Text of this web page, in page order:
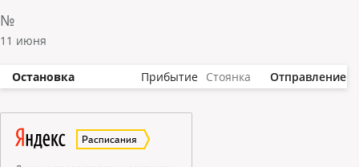
№
11 июня
Остановка Прибытие Стоянка Отправление